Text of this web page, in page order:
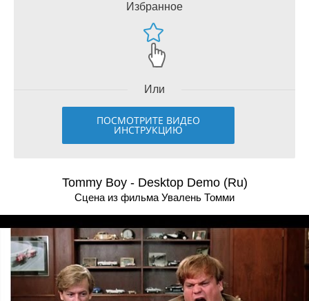
Избранное
Или
ПОСМОТРИТЕ ВИДЕО
ИНСТРУКЦИЮ
Tommy Boy - Desktop Demo (Ru)
Сцена из фильма Увалень Томми